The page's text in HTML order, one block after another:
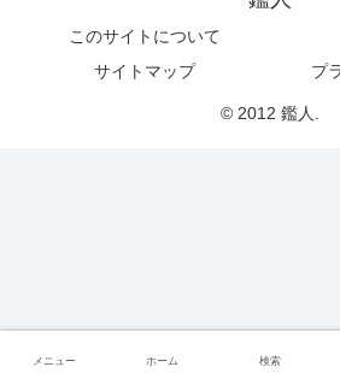
このサイトについて
サイトマップ
プ
© 2012 鑑人.
メニュー ホーム 検索